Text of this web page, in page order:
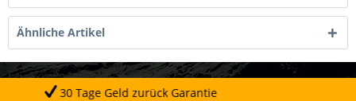
Ähnliche Artikel
zurück Garantie